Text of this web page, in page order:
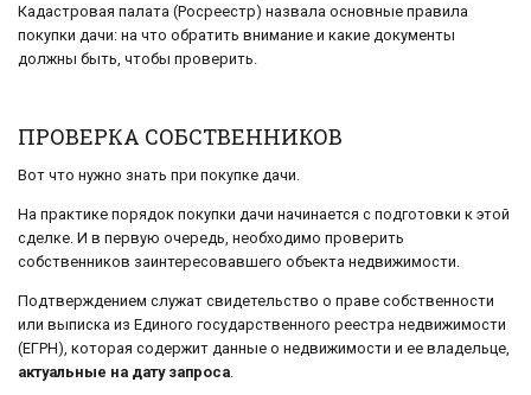
Кадастровая палата (Росреестр) назвала основные правила
покупки дачи: на что обратить внимание и какие документы
должны быть, чтобы проверить.
ПРОВЕРКА СОБСТВЕННИКОВ
Вот что нужно знать при покупке дачи.
На практике порядок покупки дачи начинается с подготовки к этой
сделке. И в первую очередь, необходимо проверить
собственников заинтересовавшего объекта недвижимости.
Подтверждением служат свидетельство о праве собственности
или выписка из Единого государственного реестра недвижимости
(ЕГРН), которая содержит данные о недвижимости и ее владельце,
актуальные на дату запроса